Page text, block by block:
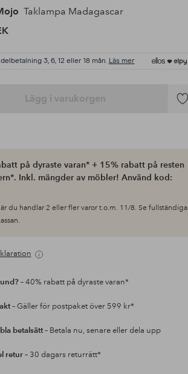
Taklampa Madagascar
3, 6, 12 eller 18 mån. Läs mer
Lägg i varukorgen
Lägg
på dyraste varan* + 15% rabatt på resten
Inkl. mängder av möbler! Använd kod:
du handlar 2 eller fler varor t.o.m. 11/8. Se fullständiga
– 40% rabatt på dyraste varan*
– Gäller för postpaket över 599 kr*
betalsätt– Betala nu, senare eller dela upp
retur– 30 dagars returrätt*